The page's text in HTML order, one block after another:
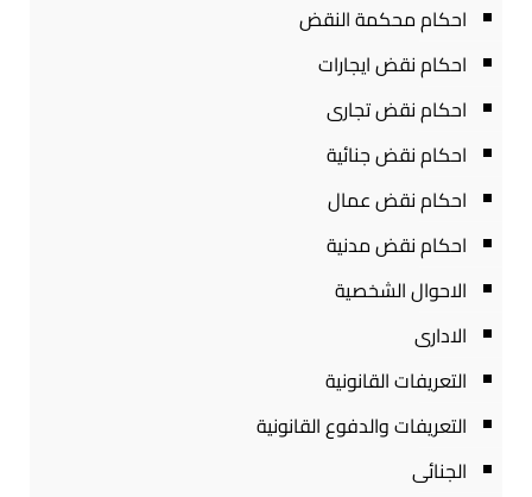
احكام محكمة النقض
احكام نقض ايجارات
احكام نقض تجارى
احكام نقض جنائية
احكام نقض عمال
احكام نقض مدنية
الاحوال الشخصية
الادارى
التعريفات القانونية
التعريفات والدفوع القانونية
الجنائى